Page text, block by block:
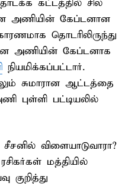
கட்டத்தில் சில
அணியின் கேப்டனான
தொடரிலிருந்து
அணியின் கேப்டனாக
நியமிக்கப்பட்டார்.
சுமாரான ஆட்டத்தை
புள்ளி பட்டியலில்
விளையாடுவாரா?
மத்தியில்
குறித்து